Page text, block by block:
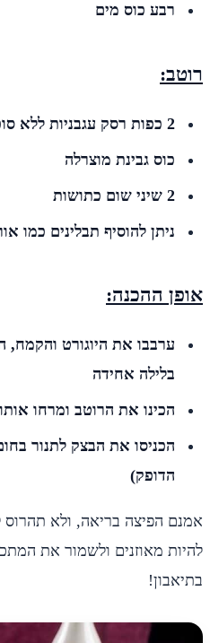
רבע כוס מים
רוטב:
2 כפות רסק עגבניות ללא סוכר
כוס גבינת מוצרלה
2 שיני שום כתושות
ניתן להוסיף תבלינים כמו
אופן ההכנה:
ערבבו את היוגורט
בלילה אחידה
הכינו את הרוטב ומרחו
הדופק)
אמנם הפיצה בריאה, ולא
להיות מאוזנים ולשמור את
בתיאבון!